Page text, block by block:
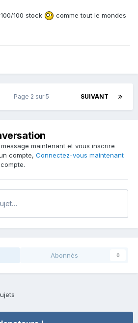
100 stock
comme tout le mondes
SUIVANT
Page 2 sur 5
maintenant et vous inscrire
compte, Connectez-vous maintenant
Abonnés 0